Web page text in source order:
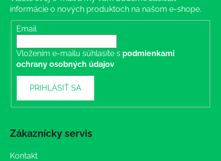
informácie o nových produktoch na našom e-shope.
Email
Vložením e-mailu súhlasíte s podmienkami
ochrany osobných údajov
PRIHLÁSIŤ SA
Zákaznícky servis
Kontakt